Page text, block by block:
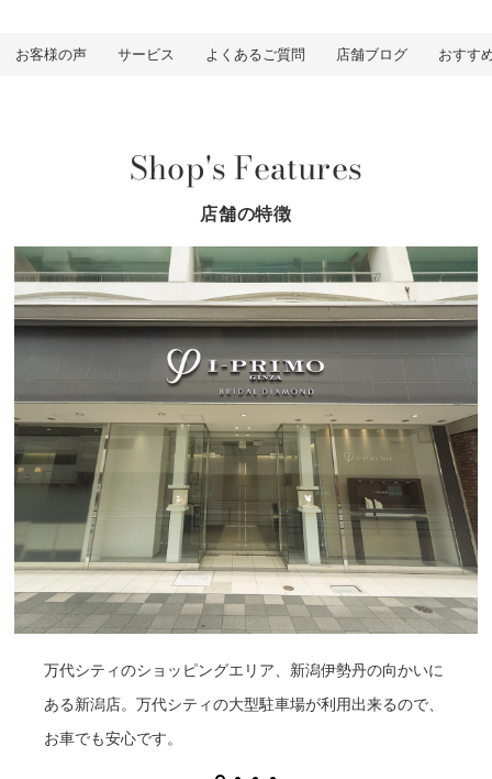
お客様の声 サービス よくあるご質問 店舗ブログ おすす
Shop's Features
店舗の特徴
万代シティのショッピングエリア、新潟伊勢丹の向かいに
ある新潟店。万代シティの大型駐車場が利用出来るので、
お車でも安心です。